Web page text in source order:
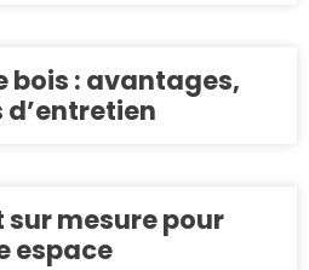
bois : avantages,
d’entretien
sur mesure pour
espace